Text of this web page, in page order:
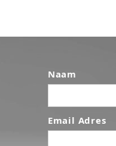
Naam
Email Adres